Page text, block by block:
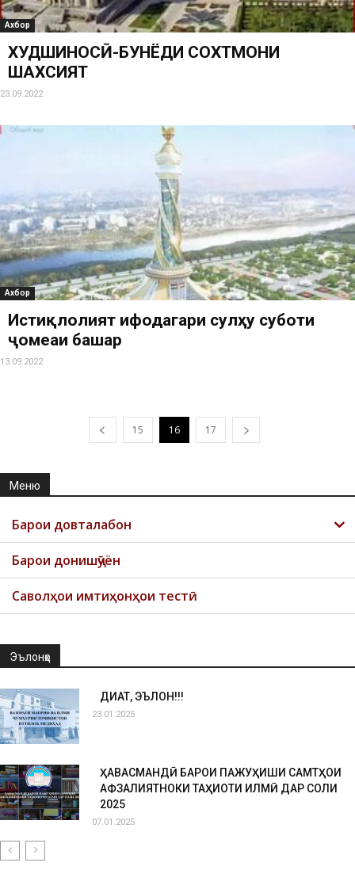
Ахбор
ХУДШИНОСӢ-БУНЁДИ СОХТМОНИ
ШАХСИЯТ
23.09.2022
Ахбор
Истиқлолият ифодагари сулҳу суботи
ҷомеаи башар
13.09.2022
15 16 17
Меню
Барои довталабон
Барои донишҷӯён
Саволҳои имтиҳонҳои тестӣ
Эълонҳо
ДИҚҚАТ, ЭЪЛОН!!!
23.01.2025
ҲАВАСМАНДӢ БАРОИ ПАЖУҲИШИ САМТҲОИ
АФЗАЛИЯТНОКИ ТАҲҚИҚОТИ ИЛМӢ ДАР СОЛИ
2025
07.01.2025